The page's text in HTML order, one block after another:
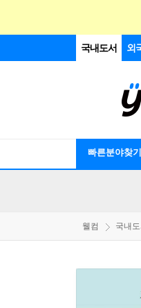
국내도서 외
빠른분야찾기
웰컴 국내도